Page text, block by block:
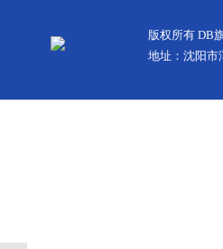
版权所有 DB
地址：沈阳市